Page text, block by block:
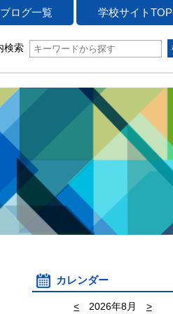
ブログ一覧 学校サイトTOP
検索
カレンダー
< 2026年8月 >